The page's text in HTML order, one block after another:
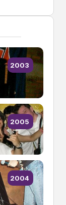
2003
2005
2004